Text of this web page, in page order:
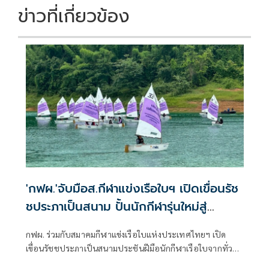
ข่าวที่เกี่ยวข้อง
'กฟผ.'จับมือส.กีฬาแข่งเรือใบฯ เปิดเขื่อนรัช
ชประภาเป็นสนาม ปั้นนักกีฬารุ่นใหม่สู่
กฟผ. ร่วมกับสมาคมกีฬาแข่งเรือใบแห่งประเทศไทยฯ เปิด
เขื่อนรัชชประภาเป็นสนามประชันฝีมือนักกีฬาเรือใบจากทั่ว